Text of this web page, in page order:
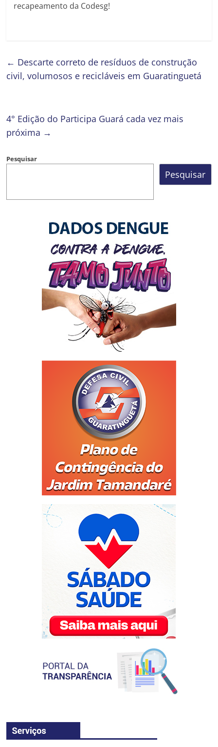
recapeamento da Codesg!
← Descarte correto de resíduos de construção
civil, volumosos e recicláveis em Guaratinguetá
4° Edição do Participa Guará cada vez mais
próxima →
Pesquisar
Pesquisar